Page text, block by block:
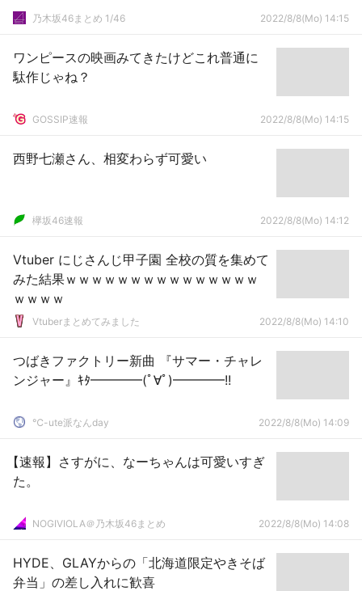
乃木坂46まとめ 1/46 2022/8/8(Mo) 14:15
ワンピースの映画みてきたけどこれ普通に
駄作じゃね？
GOSSIP速報 2022/8/8(Mo) 14:15
西野七瀬さん、相変わらず可愛い
欅坂46速報 2022/8/8(Mo) 14:12
Vtuber にじさんじ甲子園 全校の質を集めて
みた結果ｗｗｗｗｗｗｗｗｗｗｗｗｗｗｗ
ｗｗｗｗ
Vtuberまとめてみました 2022/8/8(Mo) 14:10
つばきファクトリー新曲 『サマー・チャレ
ンジャー』ｷﾀ━━━━(ﾟ∀ﾟ)━━━━!!
℃-ute派なんday 2022/8/8(Mo) 14:09
【速報】さすがに、なーちゃんは可愛いすぎ
た。
NOGIVIOLA＠乃木坂46まとめ 2022/8/8(Mo) 14:08
HYDE、GLAYからの「北海道限定やきそば
弁当」の差し入れに歓喜